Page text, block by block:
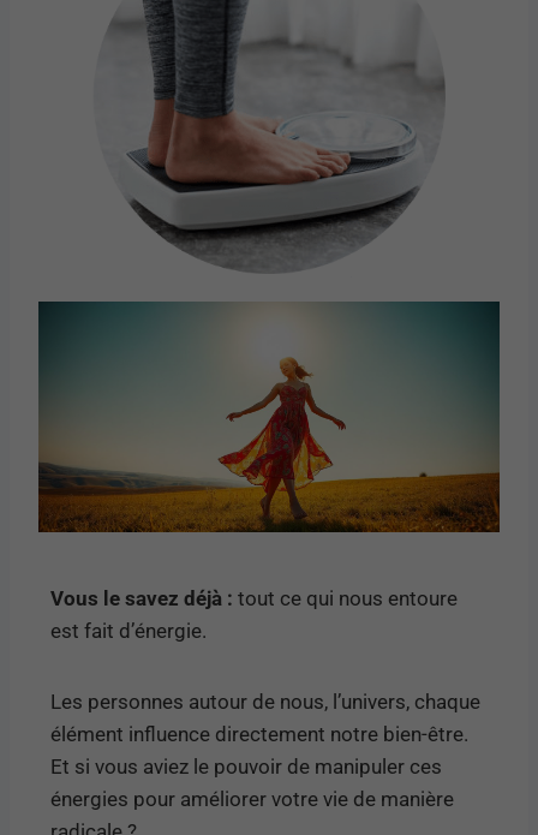
Vous le savez déjà : tout ce qui nous entoure
est fait d’énergie.
Les personnes autour de nous, l’univers, chaque
élément influence directement notre bien-être.
Et si vous aviez le pouvoir de manipuler ces
énergies pour améliorer votre vie de manière